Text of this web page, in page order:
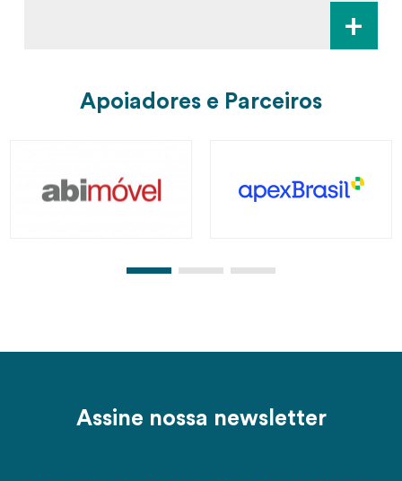
+
Apoiadores e Parceiros
Assine nossa newsletter